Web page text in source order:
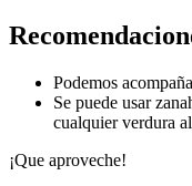
Podemos
Se puede usar
cualquier verdura
¡Que aproveche!